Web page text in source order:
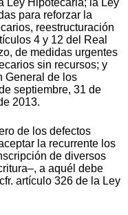
para reforzar la
reestructuración
4 y 12 del Real
de medidas urgentes
sin recursos; y
General de los
septiembre, 31 de
2013.
de los defectos
la recurrente los
de diversos
a aquél debe
artículo 326 de la Ley